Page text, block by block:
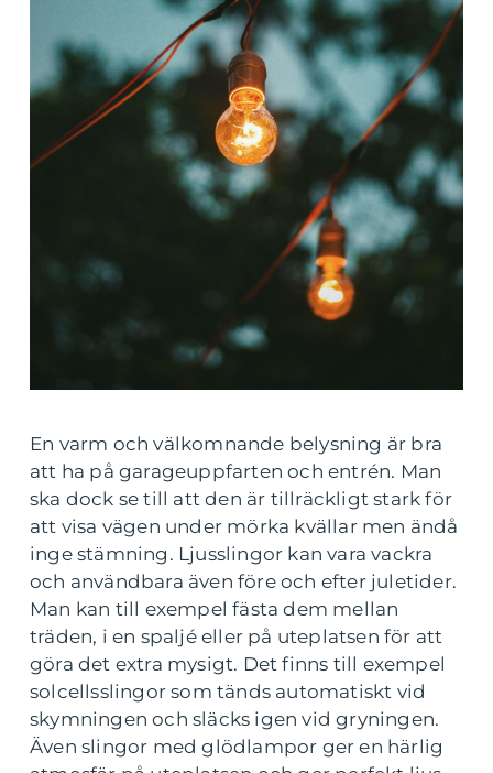
En varm och välkomnande belysning är bra
att ha på garageuppfarten och entrén. Man
ska dock se till att den är tillräckligt stark för
att visa vägen under mörka kvällar men ändå
inge stämning. Ljusslingor kan vara vackra
och användbara även före och efter juletider.
Man kan till exempel fästa dem mellan
träden, i en spaljé eller på uteplatsen för att
göra det extra mysigt. Det finns till exempel
solcellsslingor som tänds automatiskt vid
skymningen och släcks igen vid gryningen.
Även slingor med glödlampor ger en härlig